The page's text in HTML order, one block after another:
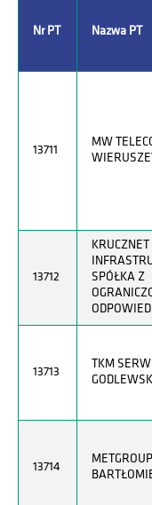
Nr PT Nazwa PT
13711
MW
13712
KRUCZNET
SPÓŁKA Z
13713
TKM
13714